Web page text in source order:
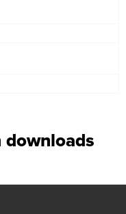
downloads